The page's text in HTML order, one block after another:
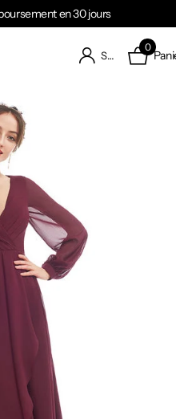
en 30 jours
S'identifier
0